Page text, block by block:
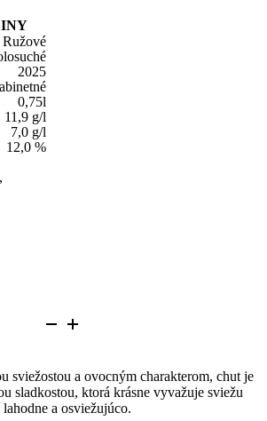
Ružové
2025
0,75l
11,9 g/l
7,0 g/l
12,0 %
sviežostou a ovocným charakterom, chut je
sladkostou, ktorá krásne vyvažuje sviežu
a osviežujúco.